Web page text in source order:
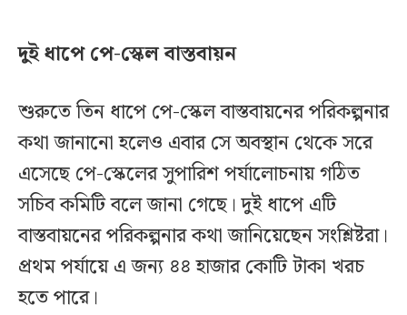
দুই ধাপে পে-স্কেল বাস্তবায়ন
শুরুতে তিন ধাপে পে-স্কেল বাস্তবায়নের পরিকল্পনার
কথা জানানো হলেও এবার সে অবস্থান থেকে সরে
এসেছে পে-স্কেলের সুপারিশ পর্যালোচনায় গঠিত
সচিব কমিটি বলে জানা গেছে। দুই ধাপে এটি
বাস্তবায়নের পরিকল্পনার কথা জানিয়েছেন সংশ্লিষ্টরা।
প্রথম পর্যায়ে এ জন্য ৪৪ হাজার কোটি টাকা খরচ
হতে পারে।